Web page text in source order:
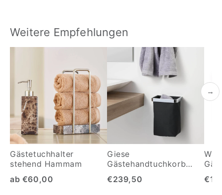
Weitere Empfehlungen
Gästetuchhalter
stehend Hammam
ab €60,00
Giese
Gästehandtuchkorb
ohne bohren
€239,50
→